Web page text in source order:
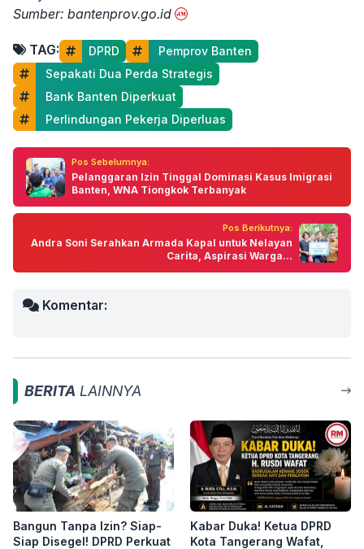
Sumber: bantenprov.go.id
TAG: DPRD
Pemprov Banten
Sepakati Dua Perda Strategis
Bank Banten Diperkuat
Perlindungan Pekerja Diperluas
Pos Sebelumnya:
Pelanggaran Izin Tinggal Dominasi Kasus Imigrasi
Banten, WNA Tiongkok Terbanyak
Pos Berikutnya:
Andra Soni Serahkan Armada Kapal untuk Nelayan
Carita, Aspirasi Warga...
Komentar:
BERITA LAINNYA
Bangun Tanpa Izin? Siap-
Siap Disegel! DPRD Perkuat
Kabar Duka! Ketua DPRD
Kota Tangerang Wafat,